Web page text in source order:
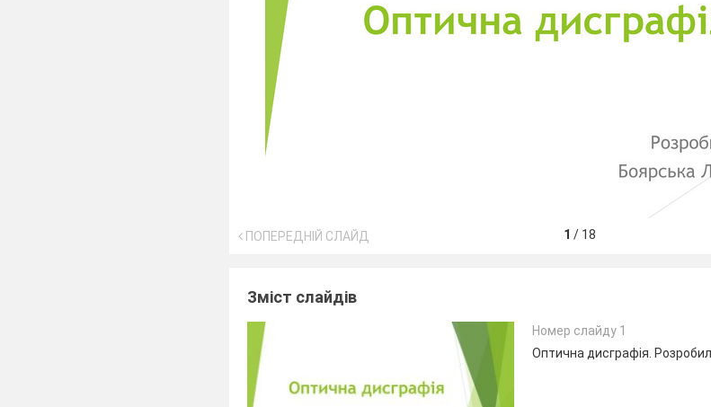
ПОПЕРЕДНІЙ СЛАЙД 1 / 18
Зміст слайдів
Номер слайду 1
Оптична дисграфія.